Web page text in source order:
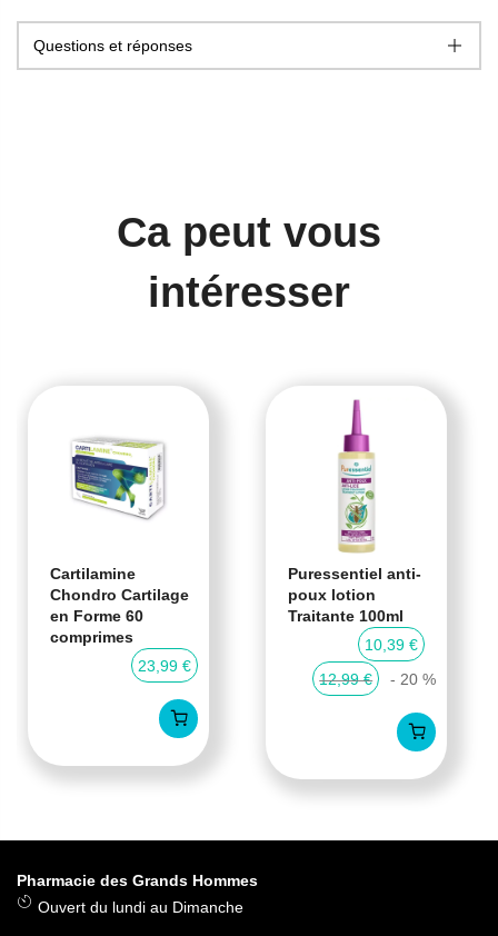
Questions et réponses
Ca peut vous
intéresser
Cartilamine
Chondro Cartilage
en Forme 60
comprimes
23,99 €
Puressentiel anti-
poux lotion
Traitante 100ml
10,39 €
12,99 €
- 20 %
Pharmacie des Grands Hommes
Ouvert du lundi au Dimanche